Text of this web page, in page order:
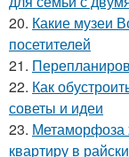
20. Какие музеи
посетителей
21.
22. Как
советы и идеи
23. Метаморфоза
квартиру в